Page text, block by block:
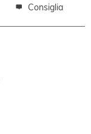
Consiglia